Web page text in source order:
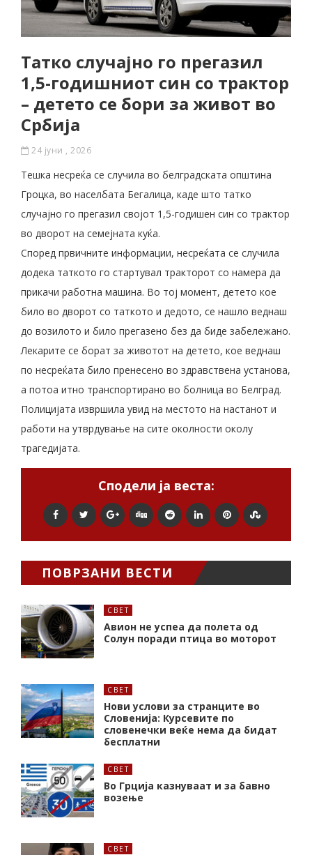
Татко случајно го прегазил
1,5-годишниот син со трактор
– детето се бори за живот во
Србија
24 јуни , 2026
Тешка несреќа се случила во белградската општина
Гроцка, во населбата Бегалица, каде што татко
случајно го прегазил својот 1,5-годишен син со трактор
во дворот на семејната куќа.
Според првичните информации, несреќата се случила
додека таткото го стартувал тракторот со намера да
прикачи работна машина. Во тој момент, детето кое
било во дворот со таткото и дедото, се нашло веднаш
до возилото и било прегазено без да биде забележано.
Лекарите се борат за животот на детето, кое веднаш
по несреќата било пренесено во здравствена установа,
а потоа итно транспортирано во болница во Белград.
Полицијата извршила увид на местото на настанот и
работи на утврдување на сите околности околу
трагедијата.
Сподели ја веста:
ПОВРЗАНИ ВЕСТИ
СВЕТ
Авион не успеа да полета од
Солун поради птица во моторот
СВЕТ
Нови услови за странците во
Словенија: Курсевите по
словенечки веќе нема да бидат
бесплатни
СВЕТ
Во Грција казнуваат и за бавно
возење
СВЕТ